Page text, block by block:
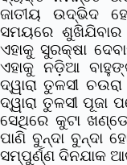
ଜାତୀୟ ଉଦ୍ଭିଦ
ସମୟରେ ଶୁଖିଯିବାର
ଏହାକୁ ସୁରକ୍ଷା
ଏହାକୁ ନଡ଼ିଆ
ଦ୍ୱାରା ତୁଳସୀ
ଦ୍ୱାରା ତୁଳସୀ
ସେଥିରେ କୁଟା
ପାଣି ବୁନ୍ଦା ବୁନ୍ଦା
ସମ୍ପୁର୍ଣ୍ଣ ଦିନଯାକ